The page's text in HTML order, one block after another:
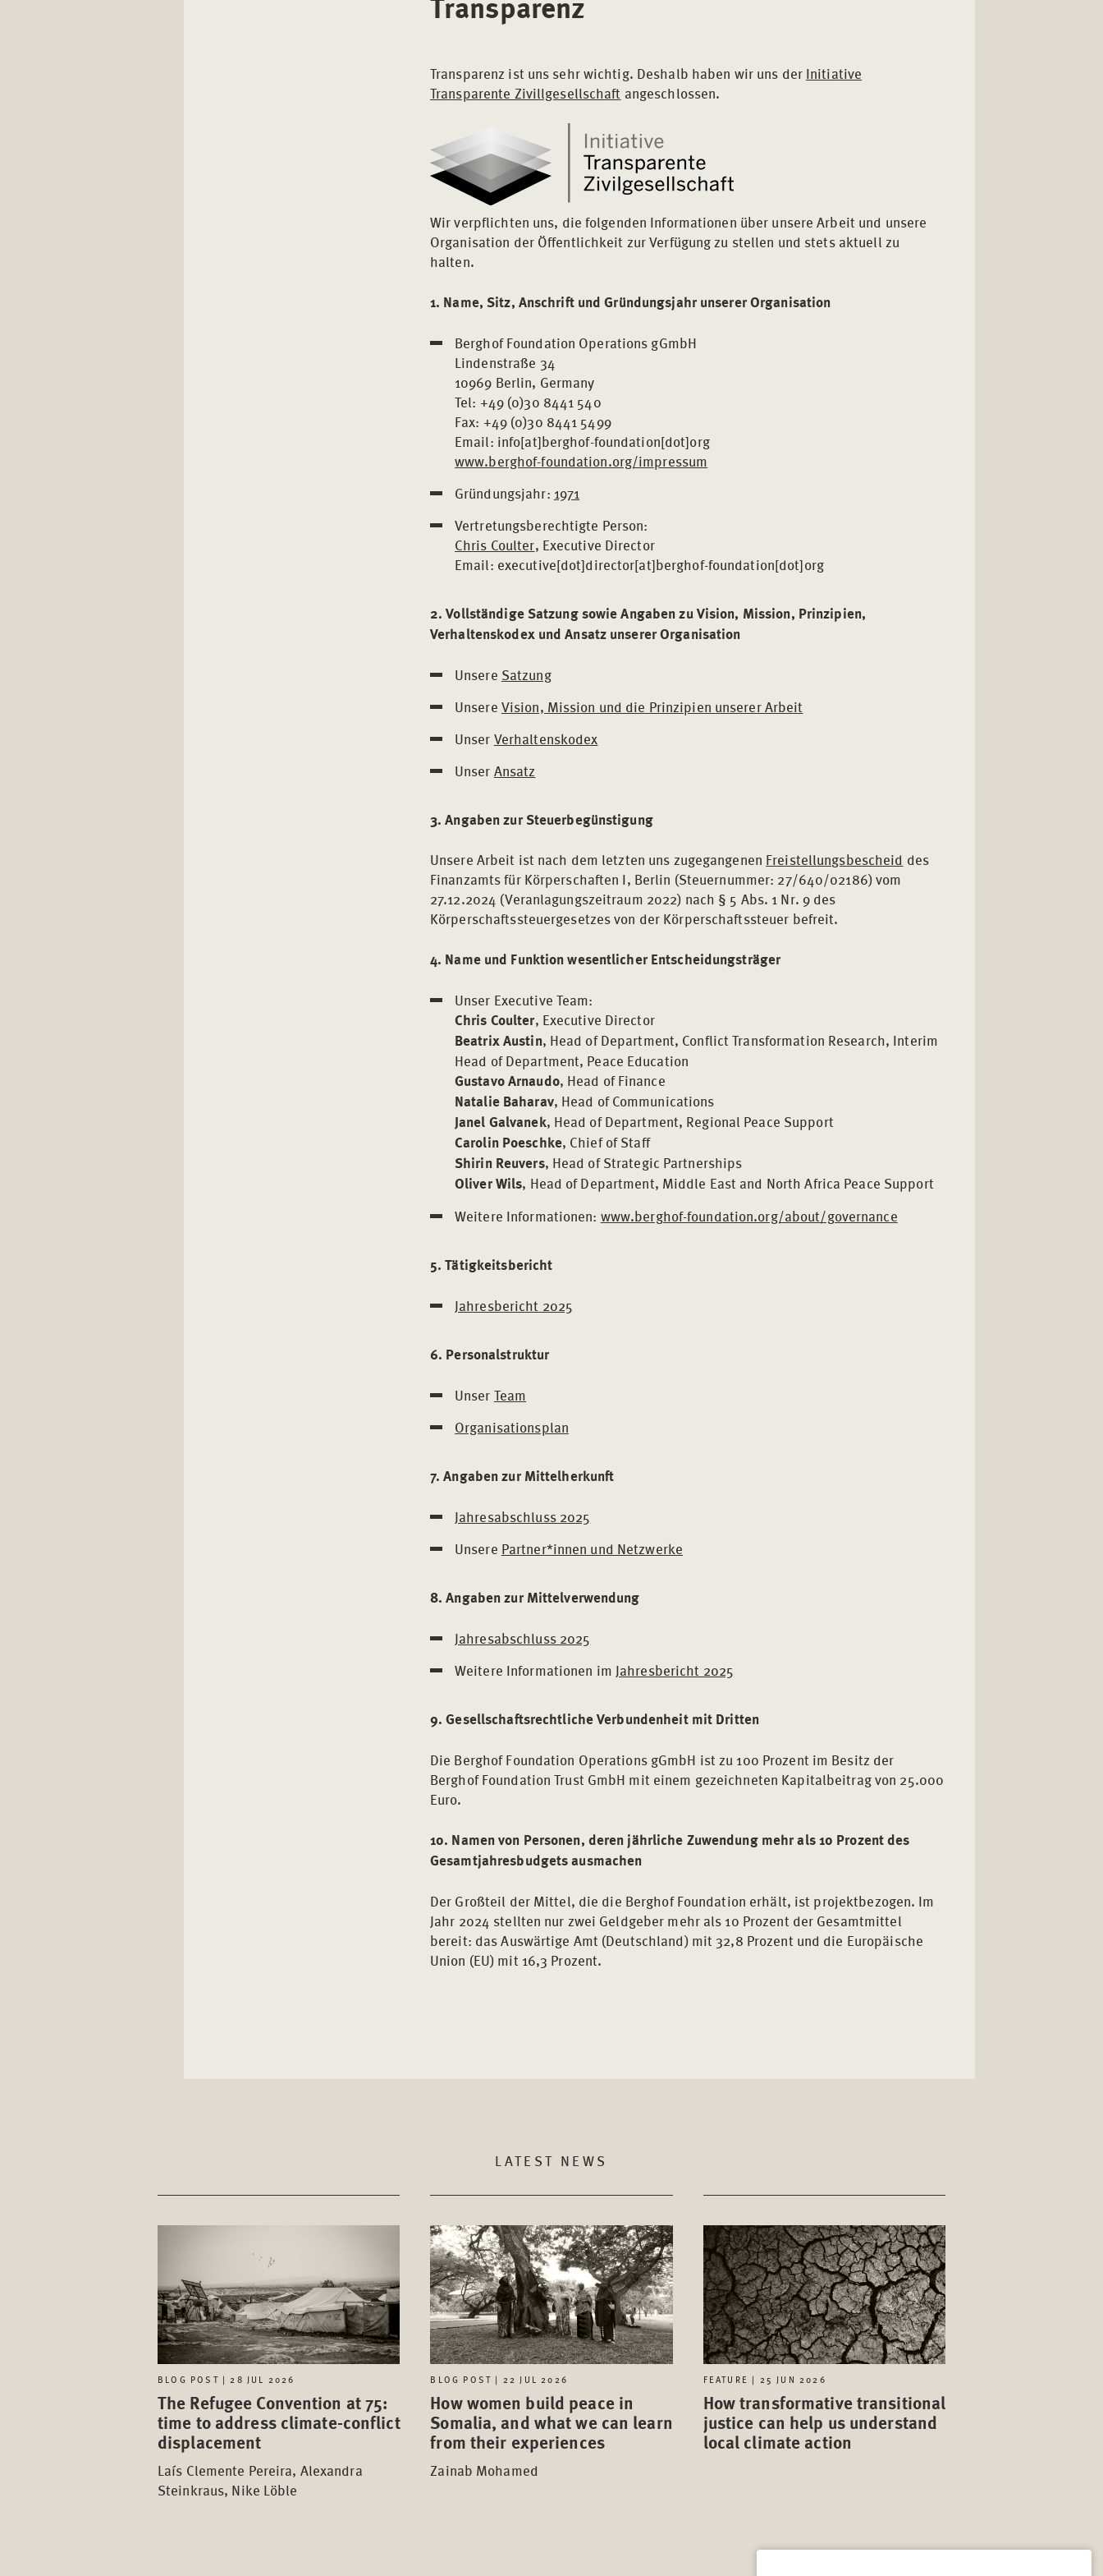
Transparenz ist uns sehr wichtig. Deshalb haben wir uns der Initiative
Transparente Zivillgesellschaft angeschlossen.
Wir verpflichten uns, die folgenden Informationen über unsere Arbeit und unsere
Organisation der Öffentlichkeit zur Verfügung zu stellen und stets aktuell zu
halten.
1. Name, Sitz, Anschrift und Gründungsjahr unserer Organisation
Berghof Foundation Operations gGmbH
Lindenstraße 34
10969 Berlin, Germany
Tel: +49 (0)30 8441 540
Fax: +49 (0)30 8441 5499
Email: info[at]berghof-foundation[dot]org
www.berghof-foundation.org/impressum
Gründungsjahr: 1971
Vertretungsberechtigte Person:
Chris Coulter, Executive Director
Email: executive[dot]director[at]berghof-foundation[dot]org
2. Vollständige Satzung sowie Angaben zu Vision, Mission, Prinzipien,
Verhaltenskodex und Ansatz unserer Organisation
Unsere Satzung
Unsere Vision, Mission und die Prinzipien unserer Arbeit
Unser Verhaltenskodex
Unser Ansatz
3. Angaben zur Steuerbegünstigung
Unsere Arbeit ist nach dem letzten uns zugegangenen Freistellungsbescheid des
Finanzamts für Körperschaften I, Berlin (Steuernummer: 27/640/02186) vom
27.12.2024 (Veranlagungszeitraum 2022) nach § 5 Abs. 1 Nr. 9 des
Körperschaftssteuergesetzes von der Körperschaftssteuer befreit.
4. Name und Funktion wesentlicher Entscheidungsträger
Unser Executive Team:
Chris Coulter, Executive Director
Beatrix Austin, Head of Department, Conflict Transformation Research, Interim
Head of Department, Peace Education
Gustavo Arnaudo, Head of Finance
Natalie Baharav, Head of Communications
Janel Galvanek, Head of Department, Regional Peace Support
Carolin Poeschke, Chief of Staff
Shirin Reuvers, Head of Strategic Partnerships
Oliver Wils, Head of Department, Middle East and North Africa Peace Support
Weitere Informationen: www.berghof-foundation.org/about/governance
5. Tätigkeitsbericht
Jahresbericht 2025
6. Personalstruktur
Unser Team
Organisationsplan
7. Angaben zur Mittelherkunft
Jahresabschluss 2025
Unsere Partner*innen und Netzwerke
8. Angaben zur Mittelverwendung
Jahresabschluss 2025
Weitere Informationen im Jahresbericht 2025
9. Gesellschaftsrechtliche Verbundenheit mit Dritten
Die Berghof Foundation Operations gGmbH ist zu 100 Prozent im Besitz der
Berghof Foundation Trust GmbH mit einem gezeichneten Kapitalbeitrag von 25.000
Euro.
10. Namen von Personen, deren jährliche Zuwendung mehr als 10 Prozent des
Gesamtjahresbudgets ausmachen
Der Großteil der Mittel, die die Berghof Foundation erhält, ist projektbezogen. Im
Jahr 2024 stellten nur zwei Geldgeber mehr als 10 Prozent der Gesamtmittel
bereit: das Auswärtige Amt (Deutschland) mit 32,8 Prozent und die Europäische
Union (EU) mit 16,3 Prozent.
LATEST NEWS
BLOG POST | 28 JUL 2026
The Refugee Convention at 75:
time to address climate-conflict
displacement
Laís Clemente Pereira, Alexandra
Steinkraus, Nike Löble
BLOG POST | 22 JUL 2026
How women build peace in
Somalia, and what we can learn
from their experiences
Zainab Mohamed
FEATURE | 25 JUN 2026
How transformative transitional
justice can help us understand
local climate action